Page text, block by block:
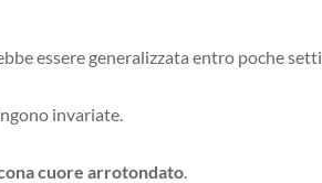
essere generalizzata entro poche
invariate.
cuore arrotondato